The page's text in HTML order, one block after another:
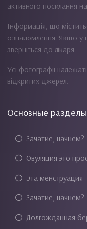
активного посилання
Інформація, що
ознайомлення. Якщо у
зверніться до лікаря.
Усі фотографії
відкритих джерел.
Основные разделы
Зачатие, начнем?
Овуляция это
Эта менструация
Зачатие, начнем?
Долгожданная